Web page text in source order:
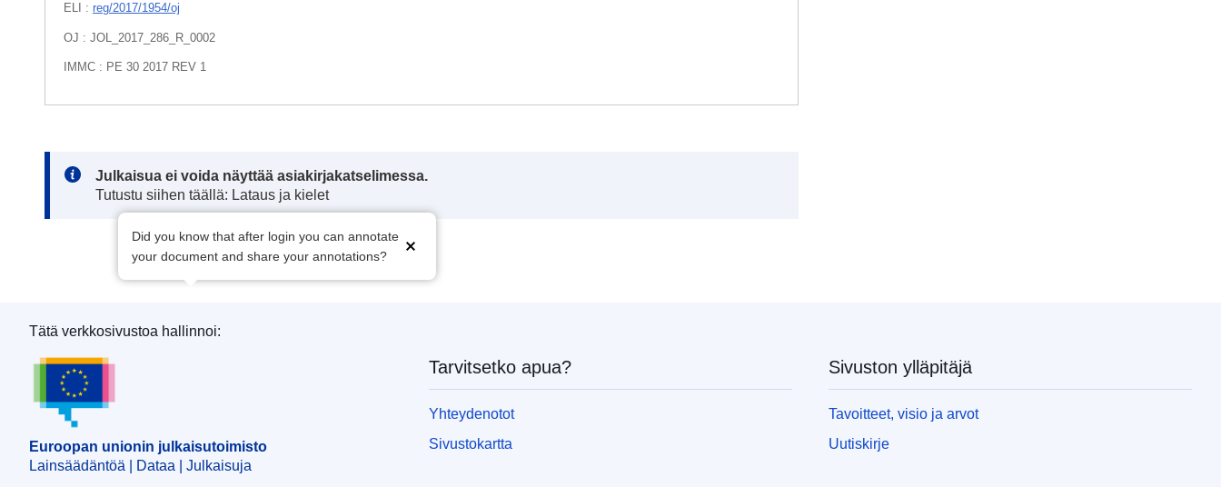
ELI : reg/2017/1954/oj
OJ : JOL_2017_286_R_0002
IMMC : PE 30 2017 REV 1
Note:
Julkaisua ei voida näyttää asiakirjakatselimessa.
Tutustu siihen täällä: Lataus ja kielet
Did you know that after login you can annotate
your document and share your annotations?
Euroopan unionin julkaisutoimisto
Tätä verkkosivustoa hallinnoi:
Euroopan unionin julkaisutoimisto
Lainsäädäntöä | Dataa | Julkaisuja
Tarvitsetko apua?
Yhteydenotot
Sivustokartta
Sivuston ylläpitäjä
Tavoitteet, visio ja arvot
Uutiskirje